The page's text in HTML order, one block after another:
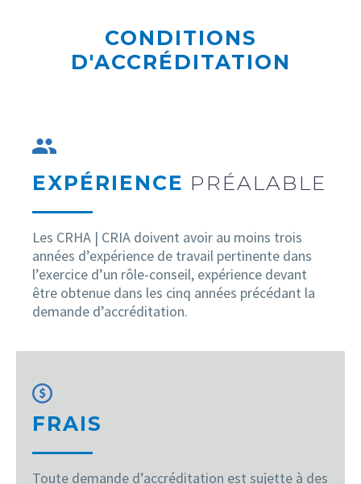
CONDITIONS
D'ACCRÉDITATION
EXPÉRIENCE PRÉALABLE
Les CRHA | CRIA doivent avoir au moins trois
années d’expérience de travail pertinente dans
l’exercice d’un rôle-conseil, expérience devant
être obtenue dans les cinq années précédant la
demande d’accréditation.
FRAIS
Toute demande d’accréditation est sujette à des